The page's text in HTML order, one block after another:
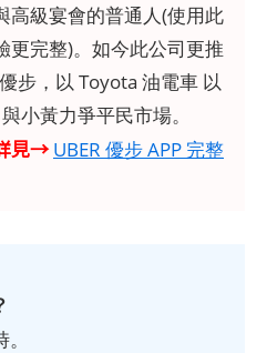
高級宴會的普通人(使用此
更完整)。如今此公司更推
步，以 Toyota 油電車 以
小黃力爭平民市場。
見→ UBER 優步 APP 完整